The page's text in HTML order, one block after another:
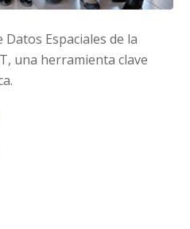
Espaciales de la
una herramienta clave